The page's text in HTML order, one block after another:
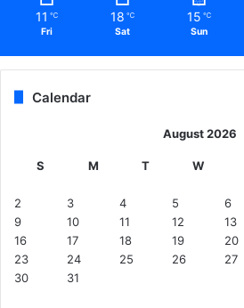
11 ℃
Fri
18 ℃
Sat
15 ℃
Sun
Calendar
August 2026
S M T W
2
3 4 5 6
9
10 11 12 13
16
17 18 19 20
23
24 25 26 27
30
31